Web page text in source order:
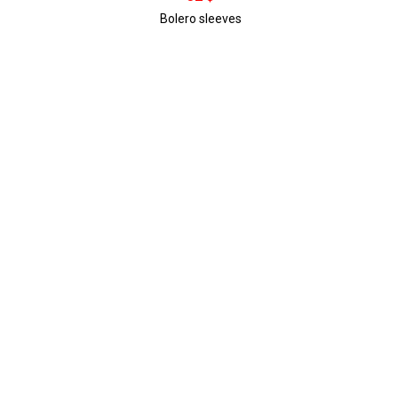
Bolero sleeves